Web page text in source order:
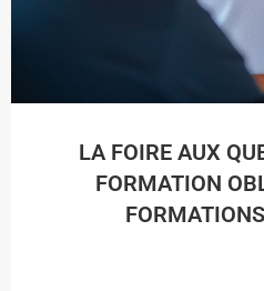
LA FOIRE AUX
FORMATION